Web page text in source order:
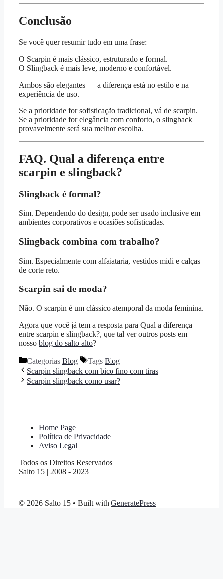
Conclusão
Se você quer resumir tudo em uma frase:
O Scarpin é mais clássico, estruturado e formal.
O Slingback é mais leve, moderno e confortável.
Ambos são elegantes — a diferença está no estilo e na
experiência de uso.
Se a prioridade for sofisticação tradicional, vá de scarpin.
Se a prioridade for elegância com conforto, o slingback
provavelmente será sua melhor escolha.
FAQ. Qual a diferença entre
scarpin e slingback?
Slingback é formal?
Sim. Dependendo do design, pode ser usado inclusive em
ambientes corporativos e ocasiões sofisticadas.
Slingback combina com trabalho?
Sim. Especialmente com alfaiataria, vestidos midi e calças
de corte reto.
Scarpin sai de moda?
Não. O scarpin é um clássico atemporal da moda feminina.
Agora que você já tem a resposta para Qual a diferença
entre scarpin e slingback?, que tal ver outros posts em
nosso blog do salto alto?
Categorias Blog Tags Blog
Scarpin slingback com bico fino com tiras
Scarpin slingback como usar?
Home Page
Política de Privacidade
Aviso Legal
Todos os Direitos Reservados
Salto 15 | 2008 - 2023
© 2026 Salto 15 • Built with GeneratePress